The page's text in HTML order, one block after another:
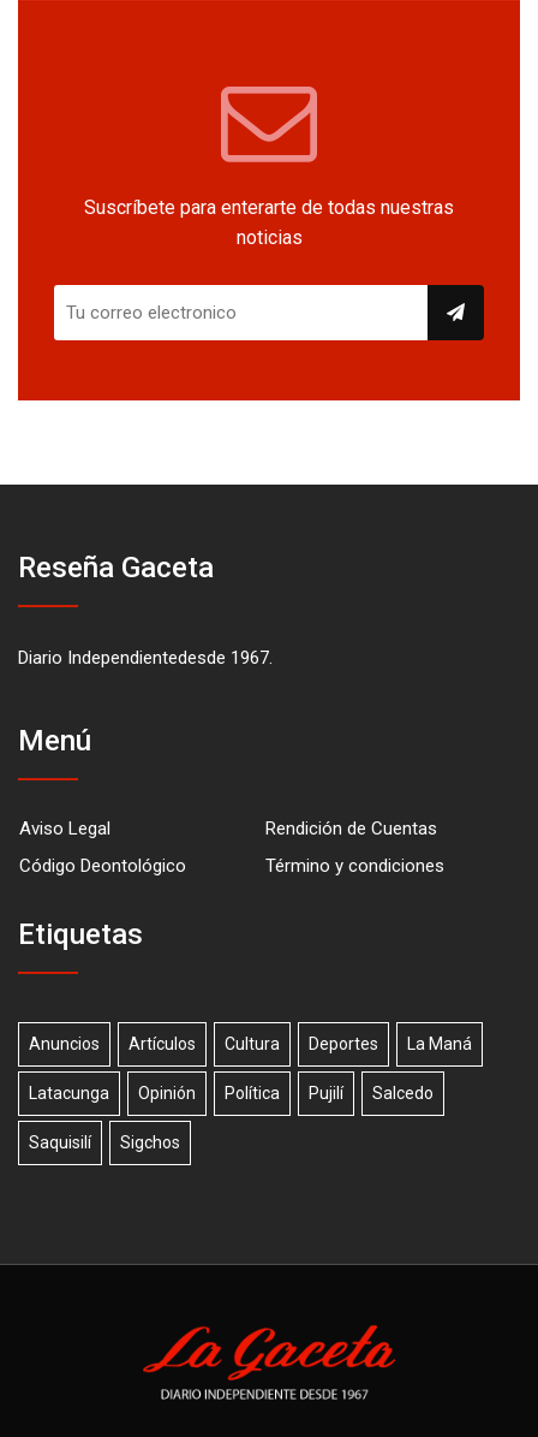
Suscríbete para enterarte de todas nuestras
noticias
Reseña Gaceta
Diario Independientedesde 1967.
Menú
Aviso Legal
Rendición de Cuentas
Código Deontológico
Término y condiciones
Etiquetas
Anuncios Artículos Cultura Deportes La Maná
Latacunga Opinión Política Pujilí Salcedo
Saquisilí Sigchos